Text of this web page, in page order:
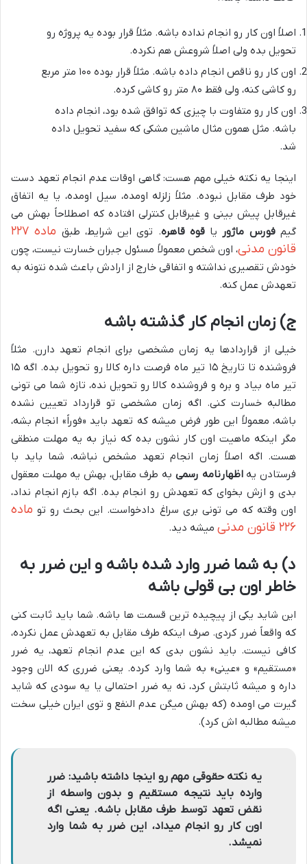
اصلاً اون کار رو انجام نداده باشه. مثلاً قرار بوده یه پروژه رو
تحویل بده ولی اصلاً شروعش هم نکرده.
اون کار رو ناقص انجام داده باشه. مثلاً قرار بوده ۱۰۰ متر مربع
رو کاشی کنه، ولی فقط ۸۰ متر رو کاشی کرده.
اون کار رو متفاوت با چیزی که توافق شده بود، انجام داده
باشه. مثل همون مثال ماشین مشکی که سفید تحویل داده
شد.
اینجا یه نکته خیلی مهم هست: گاهی اوقات عدم انجام تعهد دست
خود طرف مقابل نبوده. مثلاً زلزله اومده، سیل اومده، یا یه اتفاق
غیرقابل پیش بینی و غیرقابل کنترلی افتاده که اصطلاحاً بهش می
گیمفورس ماژور یاقوه قاهره. توی این شرایط، طبق
ماده ۲۲۷
قانون مدنی، اون شخص معمولاً مسئول جبران خسارت نیست، چون
خودش تقصیری نداشته و اتفاقی خارج از ارادش باعث شده نتونه به
تعهدش عمل کنه.
ج) زمان انجام کار گذشته باشه
خیلی از قراردادها یه زمان مشخصی برای انجام تعهد دارن. مثلاً
فروشنده تا تاریخ ۱۵ تیر ماه فرصت داره کالا رو تحویل بده. اگه ۱۵
تیر ماه بیاد و بره و فروشنده کالا رو تحویل نده، تازه شما می تونی
مطالبه خسارت کنی. اگه زمان مشخصی تو قرارداد تعیین نشده
باشه، معمولاً این طور فرض میشه که تعهد باید «فوراً» انجام بشه،
مگر اینکه ماهیت اون کار نشون بده که نیاز به یه مهلت منطقی
هست. اگه اصلاً زمان انجام تعهد مشخص نباشه، شما باید با
فرستادن یهاظهارنامه رسمی به طرف مقابل، بهش یه مهلت معقول
بدی و ازش بخوای که تعهدش رو انجام بده. اگه بازم انجام نداد،
اون وقته که می تونی بری سراغ دادخواست. این بحث رو تو ماده
۲۲۶ قانون مدنی
میشه دید.
د) به شما ضرر وارد شده باشه و این ضرر به
خاطر اون بی قولی باشه
این شاید یکی از پیچیده ترین قسمت ها باشه. شما باید ثابت کنی
که واقعاً ضرر کردی. صرف اینکه طرف مقابل به تعهدش عمل نکرده،
کافی نیست. باید نشون بدی که این عدم انجام تعهد، یه ضرر
«مستقیم» و «عینی» به شما وارد کرده. یعنی ضرری که الان وجود
داره و میشه ثابتش کرد، نه یه ضرر احتمالی یا یه سودی که شاید
گیرت می اومده (که بهش میگن عدم النفع و توی ایران خیلی سخت
میشه مطالبه اش کرد).
یه نکته حقوقی مهم رو اینجا داشته باشید: ضرر
وارده باید نتیجه مستقیم و بدون واسطه از
نقض تعهد توسط طرف مقابل باشه. یعنی اگه
اون کار رو انجام میداد، این ضرر به شما وارد
نمیشد.